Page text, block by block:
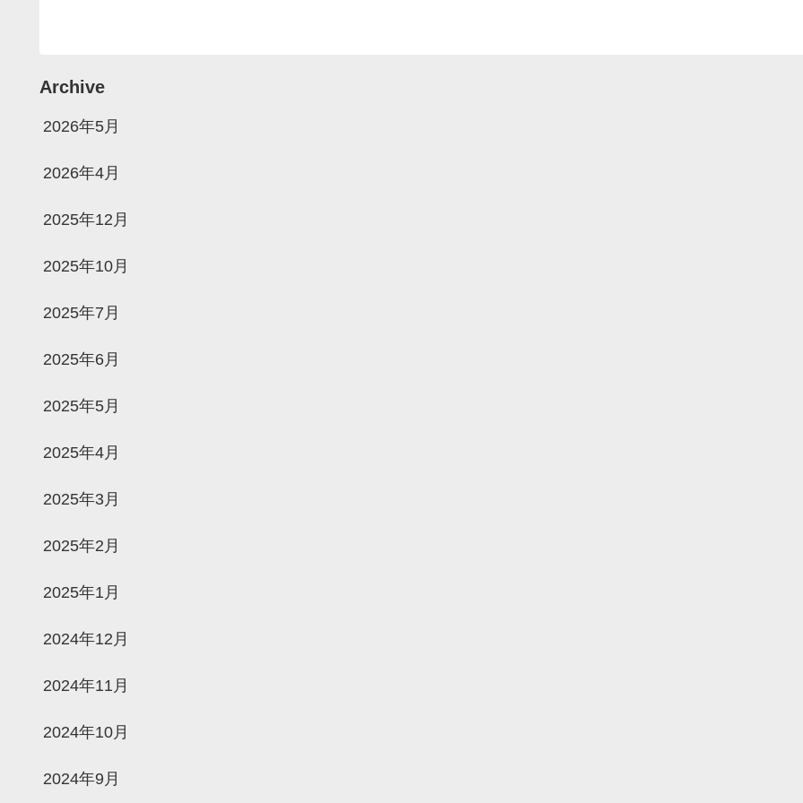
Archive
2026年5月
2026年4月
2025年12月
2025年10月
2025年7月
2025年6月
2025年5月
2025年4月
2025年3月
2025年2月
2025年1月
2024年12月
2024年11月
2024年10月
2024年9月